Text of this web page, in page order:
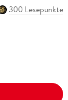
300 Lesepunkte